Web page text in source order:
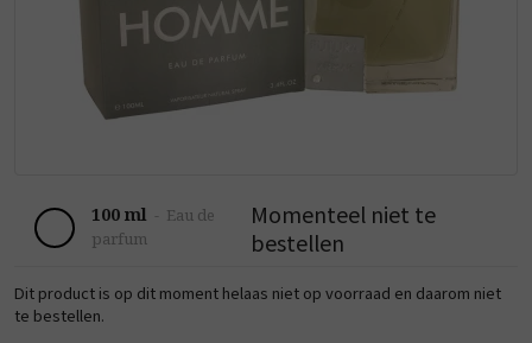
100 ml - Eau de
parfum
Momenteel niet te
bestellen
Dit product is op dit moment helaas niet op voorraad en daarom niet
te bestellen.